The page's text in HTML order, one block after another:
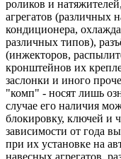
роликов и
агрегатов (различных
кондиционера,
различных типов),
(инжекторов,
кронштейнов их
заслонки и иного
"комп" - носят лишь
случае его наличия
блокировку, ключей и
зависимости от года
при их установке на